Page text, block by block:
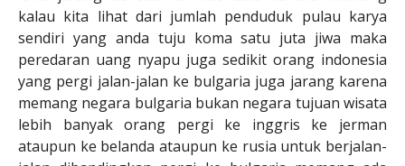
kalau kita lihat dari jumlah penduduk pulau karya
sendiri yang anda tuju koma satu juta jiwa maka
peredaran uang nyapu juga sedikit orang indonesia
yang pergi jalan-jalan ke bulgaria juga jarang karena
memang negara bulgaria bukan negara tujuan wisata
lebih banyak orang pergi ke inggris ke jerman
ataupun ke belanda ataupun ke rusia untuk berjalan-